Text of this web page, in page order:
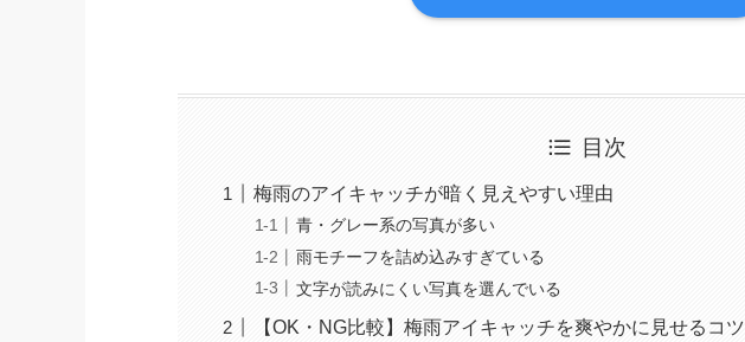
目次
梅雨のアイキャッチが暗く見えやすい理由
青・グレー系の写真が多い
雨モチーフを詰め込みすぎている
文字が読みにくい写真を選んでいる
【OK・NG比較】梅雨アイキャッチを爽やかに見せるコツ